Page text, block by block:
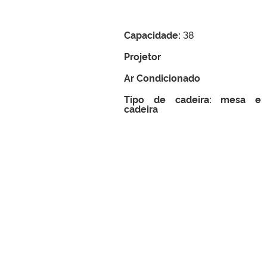
Capacidade: 38
Projetor
Ar Condicionado
Tipo de cadeira: mesa e
cadeira